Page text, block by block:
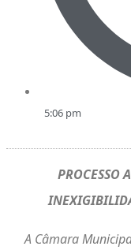
5:06 pm
PROCESSO
A Câmara